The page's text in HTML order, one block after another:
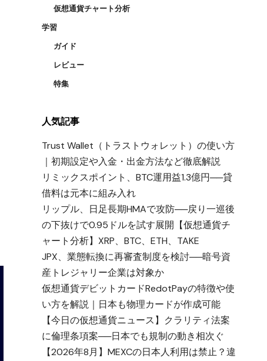
仮想通貨チャート分析
学習
ガイド
レビュー
特集
人気記事
Trust Wallet（トラストウォレット）の使い方
｜初期設定や入金・出金方法など徹底解説
リミックスポイント、BTC運用益1.3億円──貸
借料は元本に組み入れ
リップル、日足長期HMAで攻防──戻り一巡後
の下抜けで0.95ドルを試す展開【仮想通貨チ
ャート分析】XRP、BTC、ETH、TAKE
JPX、業態転換に再審査制度を検討──暗号資
産トレジャリー企業は対象か
仮想通貨デビットカードRedotPayの特徴や使
い方を解説｜日本も物理カードが作成可能
【今日の仮想通貨ニュース】クラリティ法案
に倫理条項案──日本でも規制の動き相次ぐ
【2026年8月】MEXCの日本人利用は禁止？違